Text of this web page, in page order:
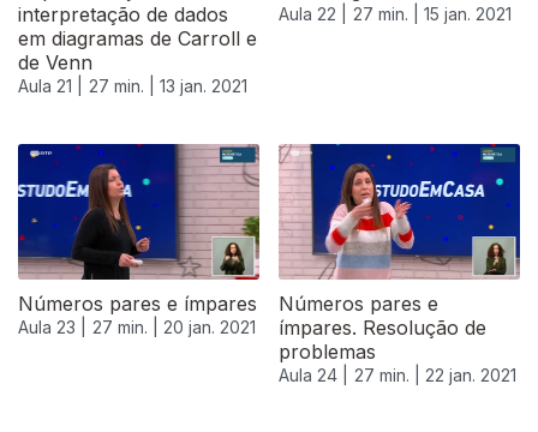
interpretação de dados
em diagramas de Carroll e
de Venn
Aula 21 | 27 min. | 13 jan. 2021
Aula 22 | 27 min. | 15 jan. 2021
Números pares e ímpares
Aula 23 | 27 min. | 20 jan. 2021
Números pares e
ímpares. Resolução de
problemas
Aula 24 | 27 min. | 22 jan. 2021
519346